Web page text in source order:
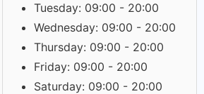
Tuesday: 09:00 - 20:00
Wednesday: 09:00 - 20:00
Thursday: 09:00 - 20:00
Friday: 09:00 - 20:00
Saturday: 09:00 - 20:00